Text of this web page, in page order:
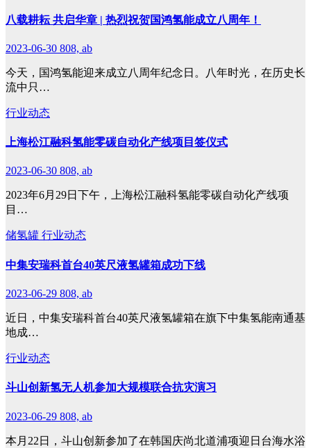
八载耕耘 共启华章 | 热烈祝贺国鸿氢能成立八周年！
2023-06-30 808, ab
今天，国鸿氢能迎来成立八周年纪念日。八年时光，在历史长
流中只…
行业动态
上海松江融科氢能零碳自动化产线项目签仪式
2023-06-30 808, ab
2023年6月29日下午，上海松江融科氢能零碳自动化产线项
目…
储氢罐 行业动态
中集安瑞科首台40英尺液氢罐箱成功下线
2023-06-29 808, ab
近日，中集安瑞科首台40英尺液氢罐箱在旗下中集氢能南通基
地成…
行业动态
斗山创新氢无人机参加大规模联合抗灾演习
2023-06-29 808, ab
本月22日，斗山创新参加了在韩国庆尚北道浦项迎日台海水浴